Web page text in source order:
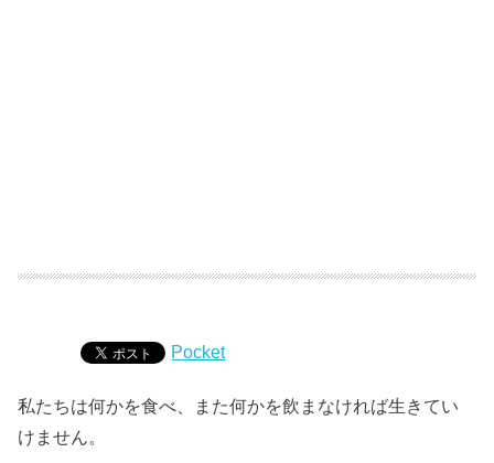
Pocket
私たちは何かを食べ、また何かを飲まなければ生きてい
けません。